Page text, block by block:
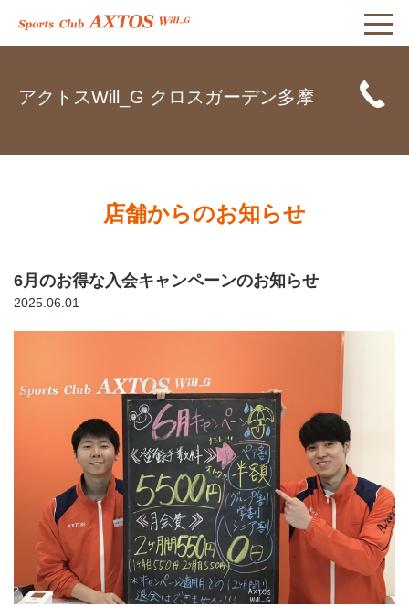
アクトスWill_G クロスガーデン多摩
店舗からのお知らせ
6月のお得な入会キャンペーンのお知らせ
2025.06.01